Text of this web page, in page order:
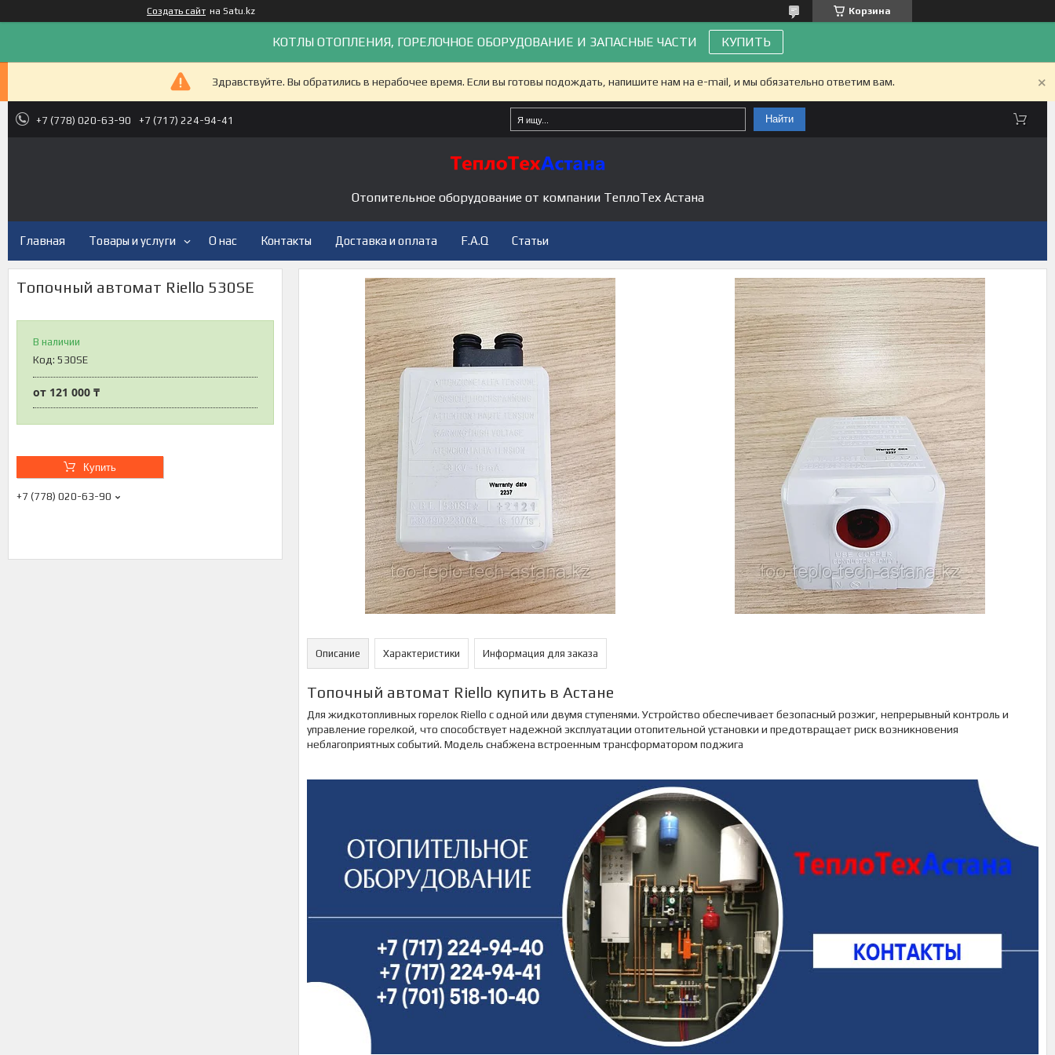
Создать сайт на Satu.kz Корзина
КОТЛЫ ОТОПЛЕНИЯ, ГОРЕЛОЧНОЕ ОБОРУДОВАНИЕ И ЗАПАСНЫЕ ЧАСТИ КУПИТЬ
Здравствуйте. Вы обратились в нерабочее время. Если вы готовы подождать, напишите нам на e-mail, и мы обязательно ответим вам.
+7 (778) 020-63-90 +7 (717) 224-94-41 Найти
Отопительное оборудование от компании ТеплоТех Астана
Главная Товары и услуги О нас Контакты Доставка и оплата F.A.Q Статьи
Топочный автомат Riello 530SE
В наличии
Код: 530SE
от 121 000 ₸
Купить
+7 (778) 020-63-90
Описание Характеристики Информация для заказа
Топочный автомат Riello купить в Астане
Для жидкотопливных горелок Riello с одной или двумя ступенями. Устройство обеспечивает безопасный розжиг, непрерывный контроль и
управление горелкой, что способствует надежной эксплуатации отопительной установки и предотвращает риск возникновения
неблагоприятных событий. Модель снабжена встроенным трансформатором поджига